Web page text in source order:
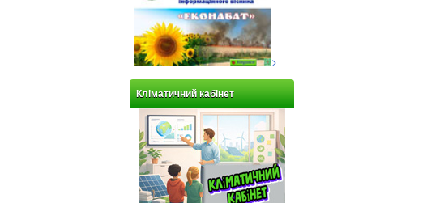
>
Кліматичний кабінет